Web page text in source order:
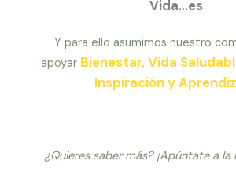
Vida…es
Y para ello asumimos nuestro
apoyar Bienestar, Vida
Inspiración y
¿Quieres saber más? ¡Apúntate a